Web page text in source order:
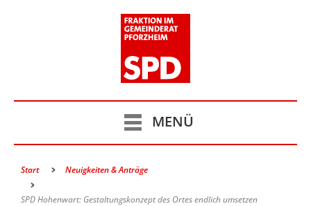
MENÜ
Start Neuigkeiten & Anträge
SPD Hohenwart: Gestaltungskonzept des Ortes endlich umsetzen